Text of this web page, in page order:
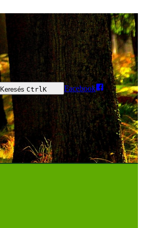
Keresés Ctrl K Facebook